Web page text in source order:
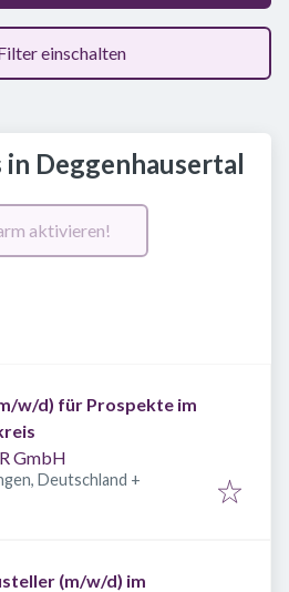
einschalten
Deggenhausertal
aktivieren!
w/d) für Prospekte im
GmbH
Deutschland +
(m/w/d) im